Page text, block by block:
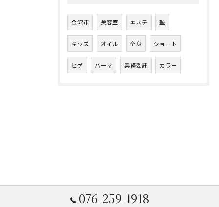
金沢市 美容室 エステ 塾
キッズ オイル 全身 ショート
ヒゲ パーマ 業務委託 カラー
076-259-1918